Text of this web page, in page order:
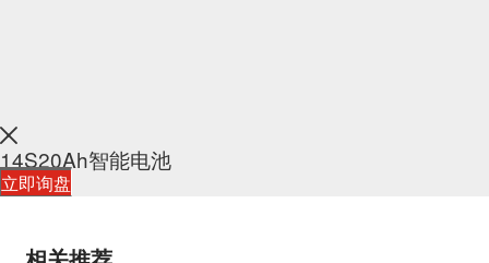
14S20Ah智能电池
立即询盘